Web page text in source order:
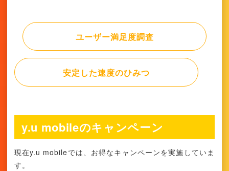
ユーザー満足度調査
安定した速度のひみつ
y.u mobileのキャンペーン
現在y.u mobileでは、お得なキャンペーンを実施していま
す。